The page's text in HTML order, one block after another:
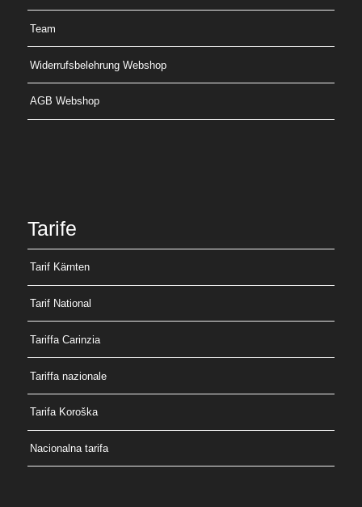
Team
Widerrufsbelehrung Webshop
AGB Webshop
Tarife
Tarif Kärnten
Tarif National
Tariffa Carinzia
Tariffa nazionale
Tarifa Koroška
Nacionalna tarifa